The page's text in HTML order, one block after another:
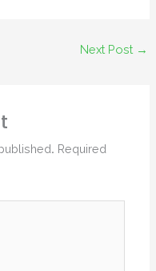
Next Post →
Required